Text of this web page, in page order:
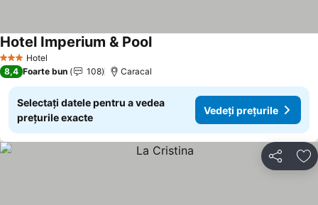
3 SteleHotel
Hotel Imperium & Pool
8,4 Foarte bun 108 Caracal
Selectați datele pentru a vedea
prețurile exacte
Vedeți prețurile
Distribuiți